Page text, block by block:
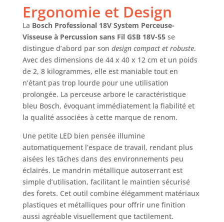
- Set Amazon
Exclusive
couple de serrage
élevé de 200 Nm.
Elle est idéale pour
les endroits
difficiles d’accès La
perceuse-visseuse
sans-fil GSB 18V-45
Professional est
dotée d’un
mandrin
métallique de 13
mm assurant un
transfert de couple
élevé La GSB 18V-
45 est une
perceuse-visseuse
performante avec
couple maximal
(vissages durs) de
45 Nm et régime à
vide de 1 900
Ergonomie et Design
La Bosch Professional 18V System Perceuse-
Visseuse à Percussion sans Fil GSB 18V-55se
distingue d’abord par son design compact et robuste.
Avec des dimensions de 44 x 40 x 12 cm et un poids
de 2, 8 kilogrammes, elle est maniable tout en
n’étant pas trop lourde pour une utilisation
prolongée. La perceuse arbore le caractéristique
bleu Bosch, évoquant immédiatement la fiabilité et
la qualité associées à cette marque de renom.
Une petite LED bien pensée illumine
automatiquement l’espace de travail, rendant plus
aisées les tâches dans des environnements peu
éclairés. Le mandrin métallique autoserrant est
simple d’utilisation, facilitant le maintien sécurisé
des forets. Cet outil combine élégamment matériaux
plastiques et métalliques pour offrir une finition
aussi agréable visuellement que tactilement.